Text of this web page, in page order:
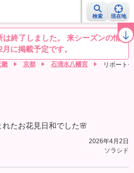
検索 現在地
桜開花予想NEWS お花見動画 目的別
終了しました。 来シーズンの情報
に掲載予定です。
畿 京都 石清水八幡宮 リポート
れたお花見日和でした🌸
2026年4月2日
ソラシド